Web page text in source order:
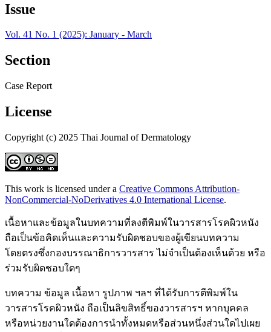
Issue
Vol. 41 No. 1 (2025): January - March
Section
Case Report
License
Copyright (c) 2025 Thai Journal of Dermatology
This work is licensed under a Creative Commons Attribution-
NonCommercial-NoDerivatives 4.0 International License.
เนื้อหาและข้อมูลในบทความที่ลงตีพิมพ์ในวารสารโรคผิวหนัง
ถือเป็นข้อคิดเห็นและความรับผิดชอบของผู้เขียนบทความ
โดยตรงซึ่งกองบรรณาธิการวารสาร ไม่จำเป็นต้องเห็นด้วย หรือ
ร่วมรับผิดชอบใดๆ
บทความ ข้อมูล เนื้อหา รูปภาพ ฯลฯ ที่ได้รับการตีพิมพ์ใน
วารสารโรคผิวหนัง ถือเป็นลิขสิทธิ์ของวารสารฯ หากบุคคล
หรือหน่วยงานใดต้องการนำทั้งหมดหรือส่วนหนึ่งส่วนใดไปเผย